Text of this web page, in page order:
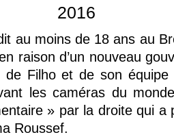
2016
au moins de 18 ans au
raison d’un nouveau
de Filho et de son
les caméras du
» par la droite qui a
Roussef.